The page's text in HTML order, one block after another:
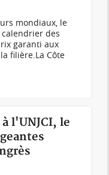
mondiaux, le
des
garanti aux
filière.La Côte
l'UNJCI, le